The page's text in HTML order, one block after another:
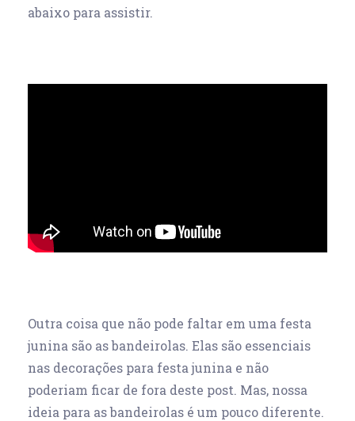
abaixo para assistir.
Outra coisa que não pode faltar em uma festa
junina são as bandeirolas. Elas são essenciais
nas decorações para festa junina e não
poderiam ficar de fora deste post. Mas, nossa
ideia para as bandeirolas é um pouco diferente.